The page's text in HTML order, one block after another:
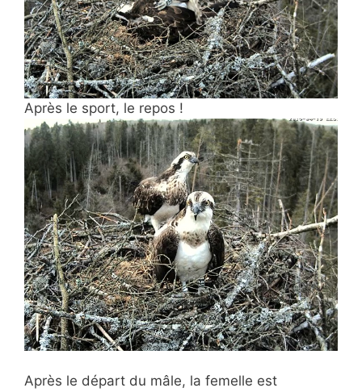
Après le sport, le repos !
Après le départ du mâle, la femelle est